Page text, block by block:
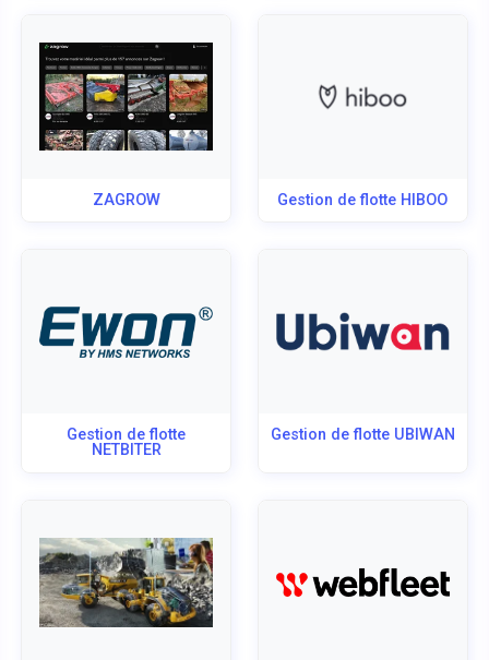
ZAGROW Gestion de flotte HIBOO
Gestion de flotte
NETBITER
Gestion de flotte UBIWAN